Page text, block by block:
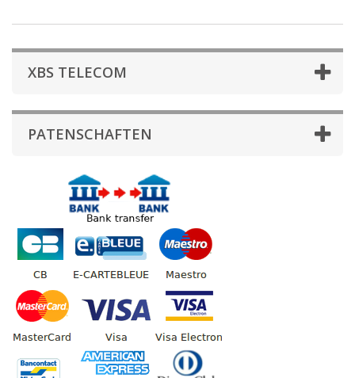
XBS TELECOM
PATENSCHAFTEN